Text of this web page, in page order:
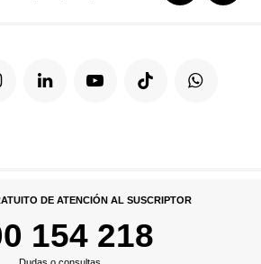
DE ATENCIÓN AL SUSCRIPTOR
154 218